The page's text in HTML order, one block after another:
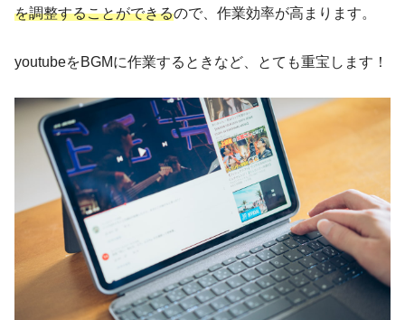
を調整することができるので、作業効率が高まります。
youtubeをBGMに作業するときなど、とても重宝します！